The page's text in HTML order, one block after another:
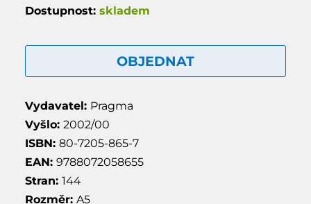
Dostupnost: skladem
OBJEDNAT
Vydavatel: Pragma
Vyšlo: 2002/00
ISBN: 80-7205-865-7
EAN: 9788072058655
Stran: 144
Rozměr: A5